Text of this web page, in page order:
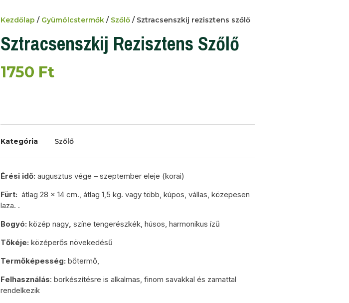
Kezdőlap / Gyümölcstermők / Szőlő / Sztracsenszkij rezisztens szőlő
Sztracsenszkij Rezisztens Szőlő
1750 Ft
Kategória Szőlő
Érési idő: augusztus vége – szeptember eleje (korai)
Fürt: átlag 28 x 14 cm., átlag 1,5 kg. vagy több, kúpos, vállas, közepesen
laza. .
Bogyó: közép nagy, színe tengerészkék, húsos, harmonikus ízű
Tőkéje: középerős növekedésű
Termőképesség: bőtermő,
Felhasználás: borkészítésre is alkalmas, finom savakkal és zamattal
rendelkezik